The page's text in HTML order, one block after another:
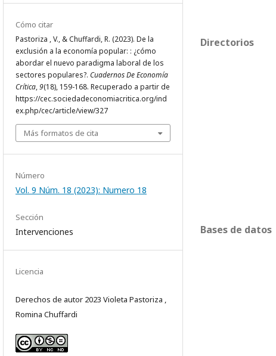
Cómo citar
Pastoriza , V., & Chuffardi, R. (2023). De la
exclusión a la economía popular: : ¿cómo
abordar el nuevo paradigma laboral de los
sectores populares?. Cuadernos De Economía
Crítica,9(18), 159-168. Recuperado a partir de
https://cec.sociedadeconomiacritica.org/ind
ex.php/cec/article/view/327
Más formatos de cita
Número
Vol. 9 Núm. 18 (2023): Numero 18
Sección
Intervenciones
Licencia
Derechos de autor 2023 Violeta Pastoriza ,
Romina Chuffardi
Directorios
Bases de datos